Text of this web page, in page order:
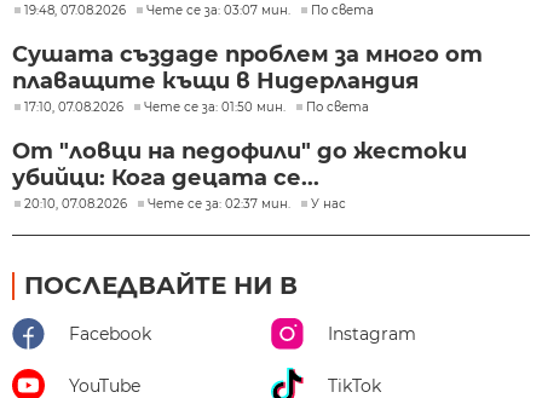
19:48, 07.08.2026 Чете се за: 03:07 мин. По света
Сушата създаде проблем за много от
плаващите къщи в Нидерландия
17:10, 07.08.2026 Чете се за: 01:50 мин. По света
От "ловци на педофили" до жестоки
убийци: Кога децата се...
20:10, 07.08.2026 Чете се за: 02:37 мин. У нас
ПОСЛЕДВАЙТЕ НИ В
Facebook Instagram
YouTube TikTok